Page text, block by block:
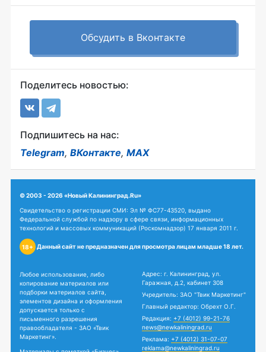
Обсудить в Вконтакте
Поделитесь новостью:
Подпишитесь на нас:
Telegram, ВКонтакте, MAX
© 2003 - 2026 «Новый Калининград.Ru»
Свидетельство о регистрации СМИ: Эл № ФС77-43520, выдано
Федеральной службой по надзору в сфере связи, информационных
технологий и массовых коммуникаций (Роскомнадзор) 17 января 2011 г.
18+ Данный сайт не предназначен для просмотра лицам младше 18 лет.
Любое использование, либо
копирование материалов или
подборки материалов сайта,
элементов дизайна и оформления
допускается только с
письменного разрешения
правообладателя - ЗАО «Твик
Маркетинг».
Адрес: г. Калининград, ул.
Гаражная, д.2, кабинет 308
Учредитель: ЗАО "Твик Маркетинг"
Главный редактор: Обрехт О.Г.
Редакция: +7 (4012) 99-21-76
news@newkaliningrad.ru
Реклама: +7 (4012) 31-07-07
reklama@newkaliningrad.ru